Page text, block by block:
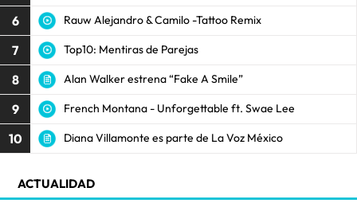
6 Rauw Alejandro & Camilo -Tattoo Remix
7 Top10: Mentiras de Parejas
8 Alan Walker estrena “Fake A Smile”
9 French Montana - Unforgettable ft. Swae Lee
10 Diana Villamonte es parte de La Voz México
ACTUALIDAD